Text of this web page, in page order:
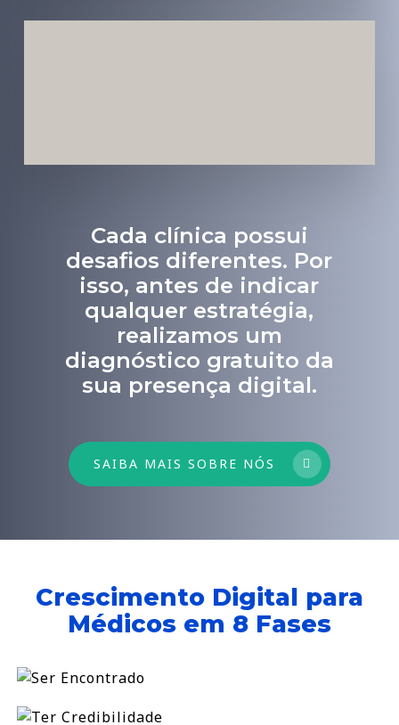
Cada clínica possui
desafios diferentes. Por
isso, antes de indicar
qualquer estratégia,
realizamos um
diagnóstico gratuito da
sua presença digital.
SAIBA MAIS SOBRE NÓS
Crescimento Digital para
Médicos em 8 Fases